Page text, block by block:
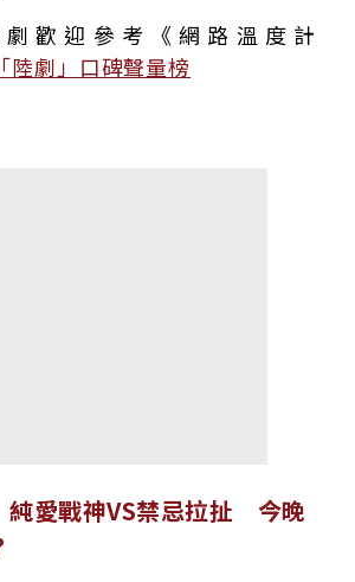
歡迎參考《網路溫度計
「陸劇」口碑聲量榜
純愛戰神VS禁忌拉扯 今晚